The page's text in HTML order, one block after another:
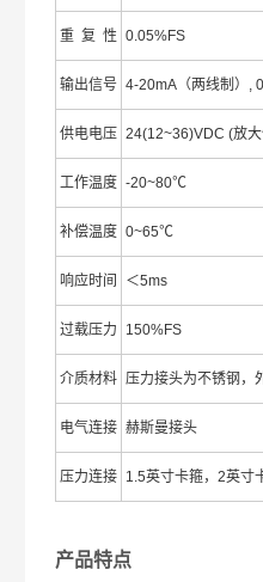
重 复 性 0.05%FS
输出信号 4-20mA（两线制）,
供电电压 24(12~36)VDC (放
工作温度 -20~80℃
补偿温度 0~65℃
响应时间 ＜5ms
过载压力 150%FS
介质材料 压力接头为不锈钢，
电气连接 赫斯曼接头
压力连接 1.5英寸卡箍，2英寸
产品特点